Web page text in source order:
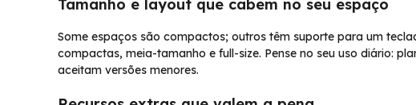
Tamanho e layout que cabem no seu espaço
Some espaços são compactos; outros têm suporte para um
compactas, meia-tamanho e full-size. Pense no seu uso diário:
aceitam versões menores.